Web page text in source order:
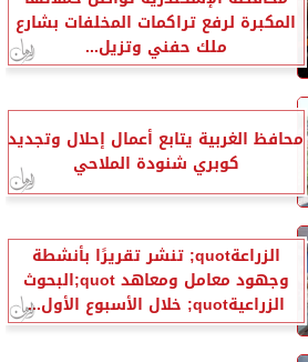
المكبرة لرفع تراكمات المخلفات بشارع
ملك حفني وتزيل...
محافظ الغربية يتابع أعمال إحلال وتجديد
كوبري شنودة الملاحي
الزراعةquot; تنشر تقريرًا بأنشطة
وجهود معامل ومعاهد quot;البحوث
الزراعيةquot; خلال الأسبوع الأول...